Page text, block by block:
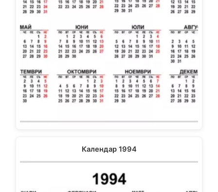
Календар 1994